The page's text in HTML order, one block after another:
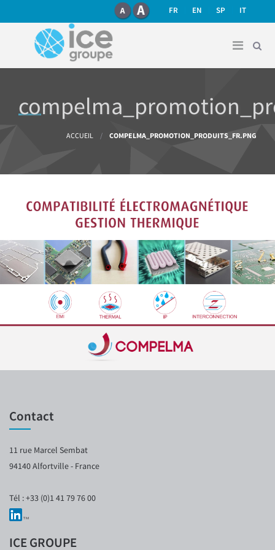
FR EN SP IT
recherche
Vous êtes ici
ACCUEIL / COMPELMA_PROMOTION_PRODUITS_FR.PNG
Contact
11 rue Marcel Sembat
94140 Alfortville - France
Tél : +33 (0)1 41 79 76 00
ICE GROUPE